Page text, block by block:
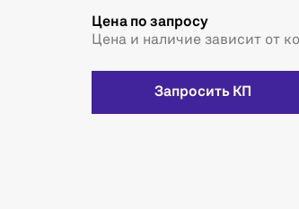
Цена по запросу
Цена и наличие зависит от
Запросить КП